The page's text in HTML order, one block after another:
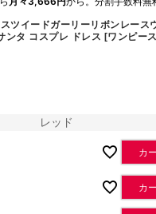
ツイードガーリーリボンレース
ンタ コスプレ ドレス [ワンピー
レッド
カ
カ